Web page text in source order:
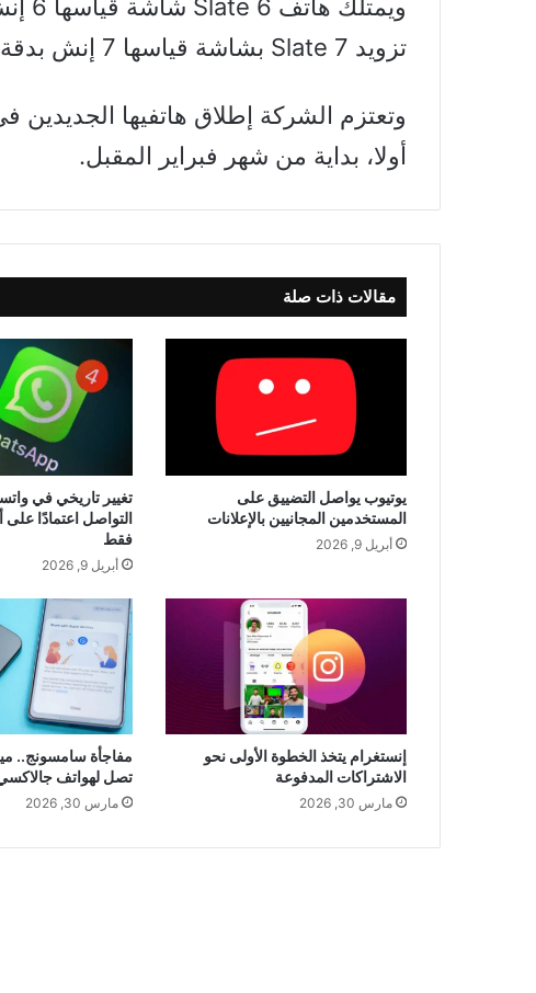
تزويد Slate 7 بشاشة قياسها 7 إنش بدقة 1,280 x 800.
وتعتزم الشركة إطلاق هاتفيها الجديدين
أولا، بداية من شهر فبراير المقبل.
مقالات ذات صلة
يوتيوب يواصل التضييق على
المستخدمين المجانيين بالإعلانات
أبريل 9, 2026
تغيير تاريخي في
التواصل اعتمادًا على
فقط
أبريل 9, 2026
إنستغرام يتخذ الخطوة الأولى نحو
الاشتراكات المدفوعة
مارس 30, 2026
تصل لهواتف جالاكسي
مارس 30, 2026